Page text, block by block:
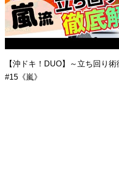
【沖ドキ！DUO】～立ち回り
#15《嵐》